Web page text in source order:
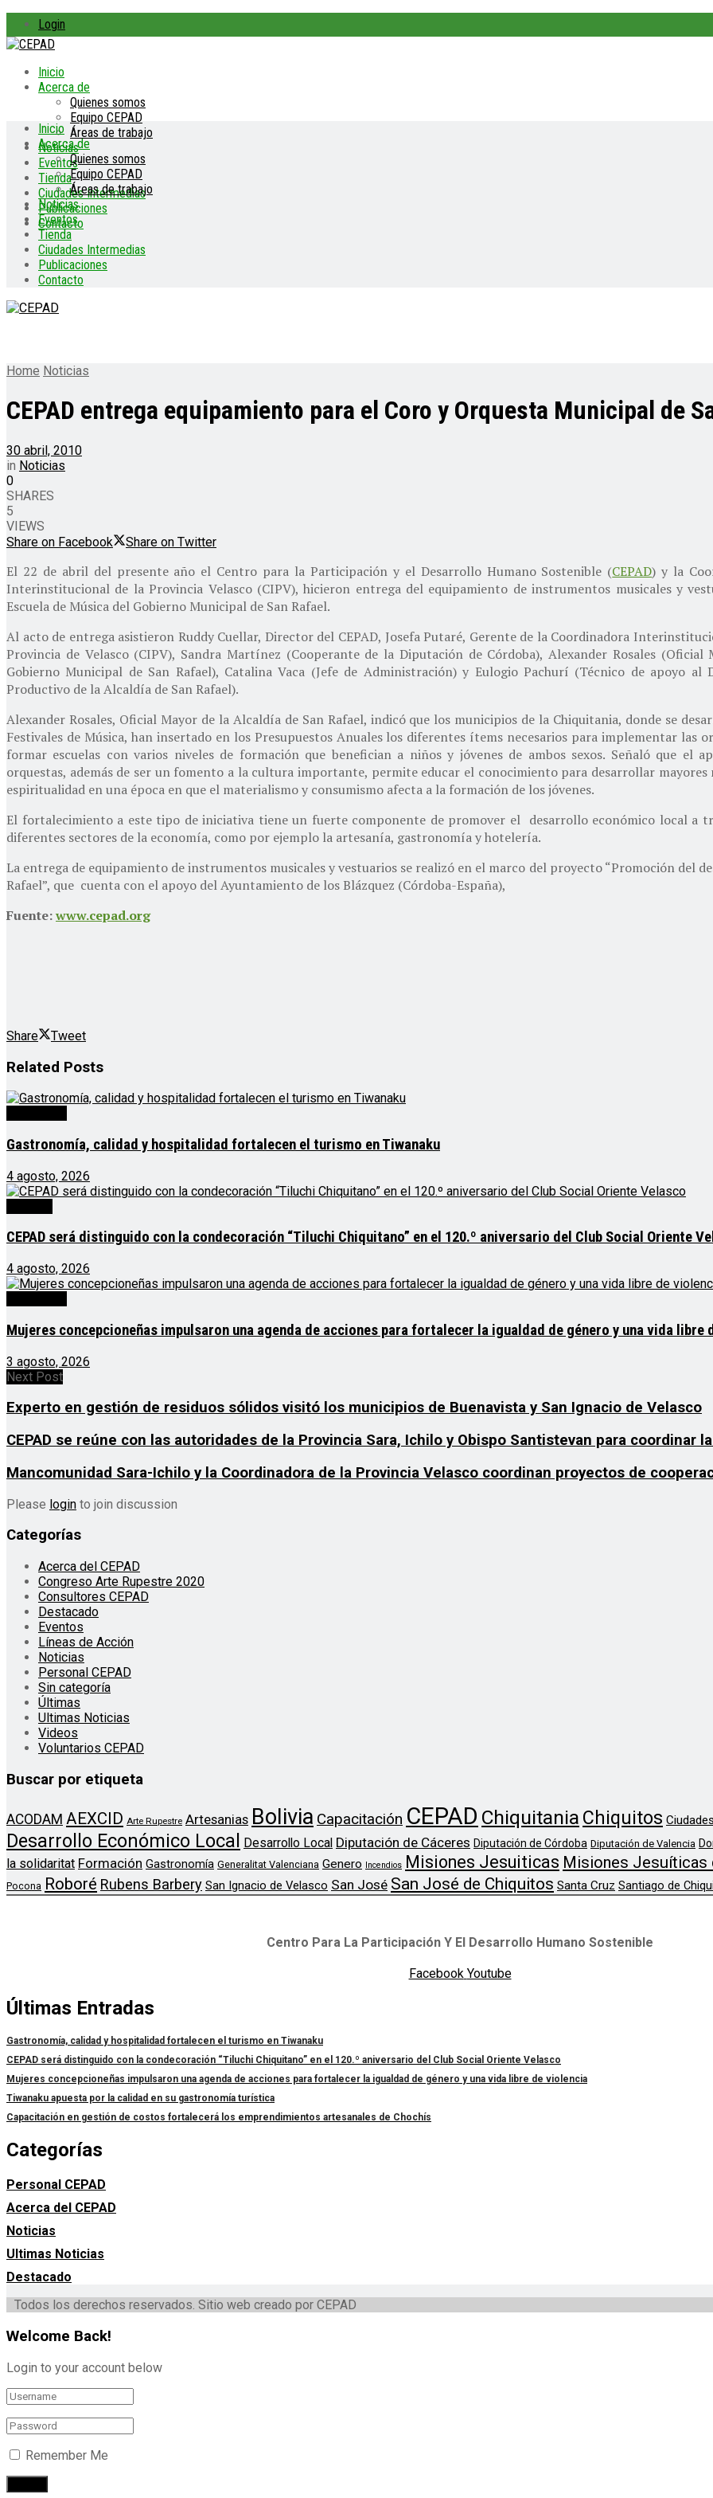
Login
Inicio
Acerca de
Quienes somos
Equipo CEPAD
Áreas de trabajo
Noticias
Eventos
Tienda
Ciudades Intermedias
Publicaciones
Contacto
Inicio
Acerca de
Quienes somos
Equipo CEPAD
Áreas de trabajo
Noticias
Eventos
Tienda
Ciudades Intermedias
Publicaciones
Contacto
Home Noticias
CEPAD entrega equipamiento para el Coro y Orquesta Municipal de
30 abril, 2010
in Noticias
0
SHARES
5
VIEWS
Share on Facebook
Share on Twitter
El 22 de abril del presente año el Centro para la Participación y el Desarrollo Humano Sostenible (CEPAD) y la
Interinstitucional de la Provincia Velasco (CIPV), hicieron entrega del equipamiento de instrumentos musicales y
Escuela de Música del Gobierno Municipal de San Rafael.
Al acto de entrega asistieron Ruddy Cuellar, Director del CEPAD, Josefa Putaré, Gerente de la Coordinadora
Provincia de Velasco (CIPV), Sandra Martínez (Cooperante de la Diputación de Córdoba), Alexander Rosales (Oficial
Gobierno Municipal de San Rafael), Catalina Vaca (Jefe de Administración) y Eulogio Pachurí (Técnico de apoyo al
Productivo de la Alcaldía de San Rafael).
Alexander Rosales, Oficial Mayor de la Alcaldía de San Rafael, indicó que los municipios de la Chiquitania, donde se
Festivales de Música, han insertado en los Presupuestos Anuales los diferentes ítems necesarios para implementar las
formar escuelas con varios niveles de formación que benefician a niños y jóvenes de ambos sexos. Señaló que el
orquestas, además de ser un fomento a la cultura importante, permite educar el conocimiento para desarrollar mayores
espiritualidad en una época en que el materialismo y consumismo afecta a la formación de los jóvenes.
El fortalecimiento a este tipo de iniciativa tiene un fuerte componente de promover el desarrollo económico local a
diferentes sectores de la economía, como por ejemplo la artesanía, gastronomía y hotelería.
La entrega de equipamiento de instrumentos musicales y vestuarios se realizó en el marco del proyecto “Promoción
Rafael”, que cuenta con el apoyo del Ayuntamiento de los Blázquez (Córdoba-España),
Fuente:www.cepad.org
Share Tweet
Related Posts
Gastronomía, calidad y hospitalidad fortalecen el turismo en Tiwanaku
4 agosto, 2026
CEPAD será distinguido con la condecoración “Tiluchi Chiquitano” en el 120.º aniversario del Club Social Oriente
4 agosto, 2026
Mujeres concepcioneñas impulsaron una agenda de acciones para fortalecer la igualdad de género y una vida libre
3 agosto, 2026
Next Post
Experto en gestión de residuos sólidos visitó los municipios de Buenavista y San Ignacio de Velasco
CEPAD se reúne con las autoridades de la Provincia Sara, Ichilo y Obispo Santistevan para coordinar
Mancomunidad Sara-Ichilo y la Coordinadora de la Provincia Velasco coordinan proyectos de
Please login to join discussion
Categorías
Acerca del CEPAD
Congreso Arte Rupestre 2020
Consultores CEPAD
Destacado
Eventos
Líneas de Acción
Noticias
Personal CEPAD
Sin categoría
Últimas
Ultimas Noticias
Videos
Voluntarios CEPAD
Buscar por etiqueta
ACODAM AEXCID Arte Rupestre Artesanias Bolivia Capacitación CEPAD Chiquitania Chiquitos
Desarrollo Económico Local Desarrollo Local Diputación de Cáceres Diputación de Córdoba Diputación de Valencia
la solidaritat Formación Gastronomía Generalitat Valenciana Genero Incendios Misiones Jesuiticas Misiones Jesuíticas
Pocona Roboré Rubens Barbery San Ignacio de Velasco San José San José de Chiquitos Santa Cruz Santiago de
Centro Para La Participación Y El Desarrollo Humano Sostenible
Facebook Youtube
Últimas Entradas
Gastronomía, calidad y hospitalidad fortalecen el turismo en Tiwanaku
CEPAD será distinguido con la condecoración “Tiluchi Chiquitano” en el 120.º aniversario del Club Social Oriente Velasco
Mujeres concepcioneñas impulsaron una agenda de acciones para fortalecer la igualdad de género y una vida libre de violencia
Tiwanaku apuesta por la calidad en su gastronomía turística
Capacitación en gestión de costos fortalecerá los emprendimientos artesanales de Chochís
Categorías
Personal CEPAD
Acerca del CEPAD
Noticias
Ultimas Noticias
Destacado
Todos los derechos reservados. Sitio web creado por CEPAD
Welcome Back!
Login to your account below
Remember Me